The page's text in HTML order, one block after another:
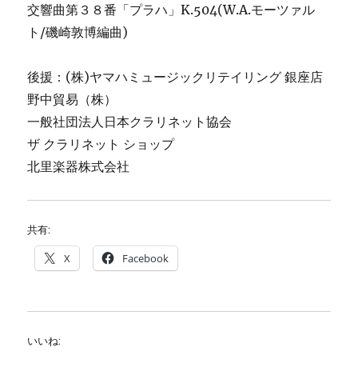
交響曲第３８番「プラハ」K.504(W.A.モーツァル
ト/磯崎敦博編曲)
後援：(株)ヤマハミュージックリテイリング 銀座店
野中貿易（株）
一般社団法人日本クラリネット協会
ザ クラリネット ショップ
北里楽器株式会社
共有:
X Facebook
いいね: